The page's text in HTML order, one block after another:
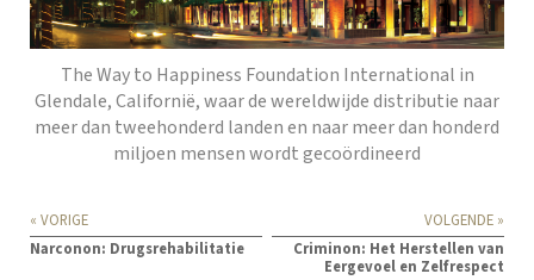
The Way to Happiness Foundation International in
Glendale, Californië, waar de wereldwijde distributie naar
meer dan tweehonderd landen en naar meer dan honderd
miljoen mensen wordt gecoördineerd
« VORIGE
Narconon: Drugsrehabilitatie
VOLGENDE »
Criminon: Het Herstellen van
Eergevoel en Zelfrespect